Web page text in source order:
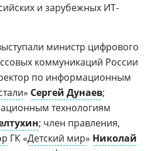
и зарубежных ИТ-
министр цифрового
коммуникаций России
по информационным
» Сергей Дунаев;
технологиям
; член правления,
ГК «Детский мир» Николай